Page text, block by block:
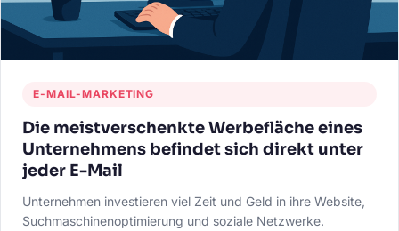
E-MAIL-MARKETING
Die meistverschenkte Werbefläche eines
Unternehmens befindet sich direkt unter
jeder E-Mail
Unternehmen investieren viel Zeit und Geld in ihre Website,
Suchmaschinenoptimierung und soziale Netzwerke.